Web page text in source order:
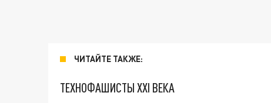
ЧИТАЙТЕ ТАКЖЕ:
ТЕХНОФАШИСТЫ XXI ВЕКА